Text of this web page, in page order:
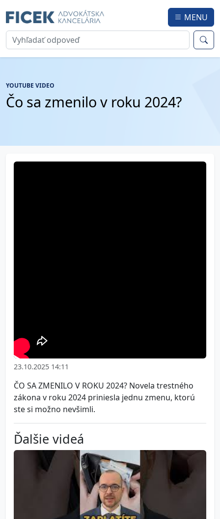
MENU
YOUTUBE VIDEO
Čo sa zmenilo v roku 2024?
23.10.2025 14:11
ČO SA ZMENILO V ROKU 2024? Novela trestného
zákona v roku 2024 priniesla jednu zmenu, ktorú
ste si možno nevšimli.
Ďalšie videá